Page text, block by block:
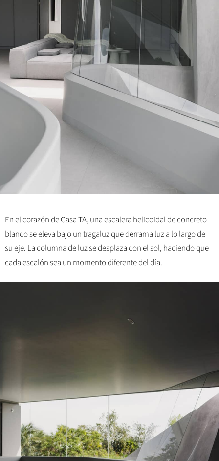
En el corazón de Casa TA, una escalera helicoidal de concreto
blanco se eleva bajo un tragaluz que derrama luz a lo largo de
su eje. La columna de luz se desplaza con el sol, haciendo que
cada escalón sea un momento diferente del día.